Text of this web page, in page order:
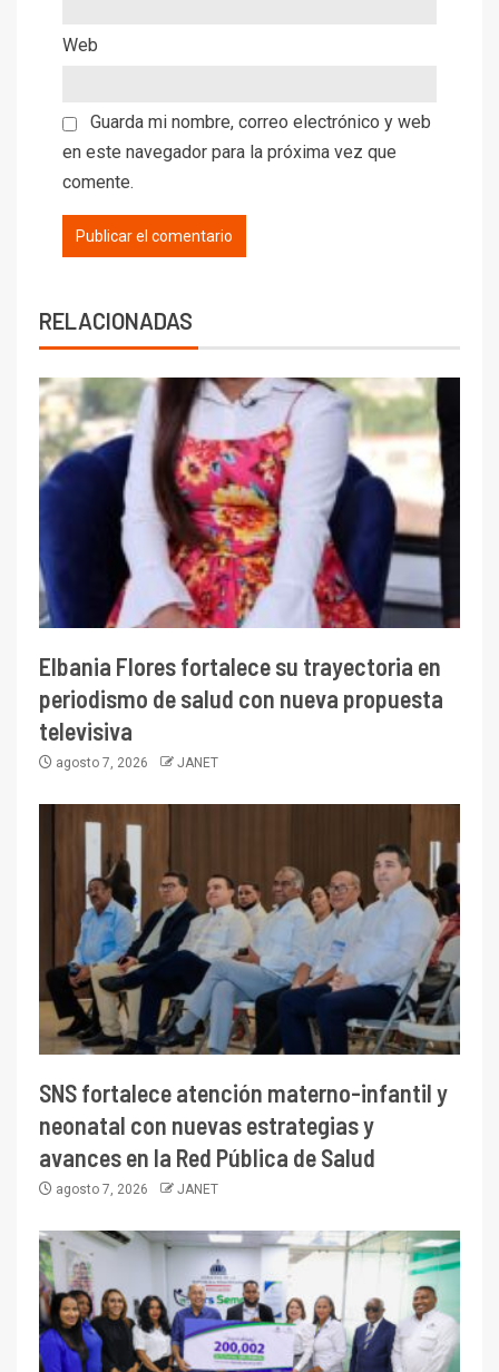
Web
Guarda mi nombre, correo electrónico y web
en este navegador para la próxima vez que
comente.
RELACIONADAS
Elbania Flores fortalece su trayectoria en
periodismo de salud con nueva propuesta
televisiva
agosto 7, 2026 JANET
SNS fortalece atención materno-infantil y
neonatal con nuevas estrategias y
avances en la Red Pública de Salud
agosto 7, 2026 JANET